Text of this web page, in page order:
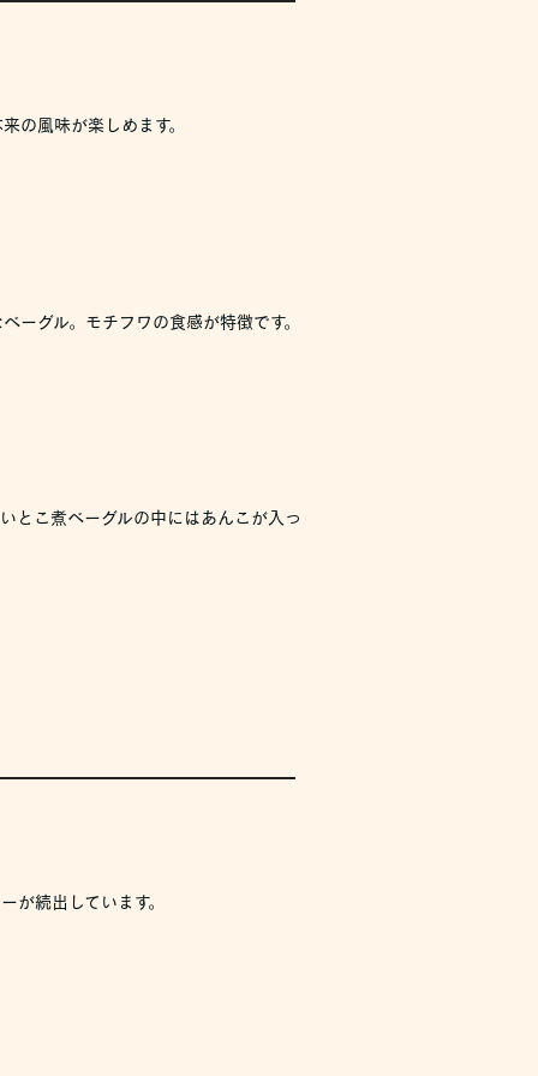
の風味が楽しめます。
ーグル。モチフワの食感が特徴です。
とこ煮ベーグルの中にはあんこが入っ
が続出しています。